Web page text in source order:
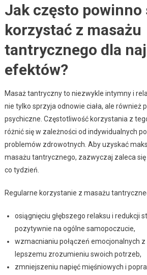
Jak często powinno
korzystać z masażu
tantrycznego dla
efektów?
Masaż tantryczny to niezwykle intymny i
nie tylko sprzyja odnowie ciała, ale również
psychiczne. Częstotliwość korzystania z
różnić się w zależności od indywidualnych
problemów zdrowotnych. Aby uzyskać
masażu tantrycznego, zazwyczaj zaleca
co tydzień.
Regularne korzystanie z masażu
osiągnięciu głębszego relaksu i redukcji
pozytywnie na ogólne samopoczucie,
wzmacnianiu połączeń emocjonalnych
lepszemu zrozumieniu swoich potrzeb,
zmniejszeniu napięć mięśniowych i